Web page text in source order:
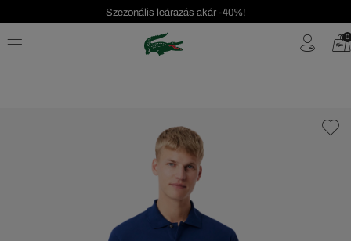
Szezonális leárazás akár -40%!
Ingyenes visszaküldés! 0